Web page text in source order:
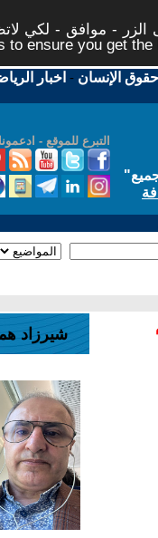
- موافق - لكي
to ensure you get
حقوق الإنسان - اخبار
التبرع للموقع - ادعمونا
"
شيرزاد